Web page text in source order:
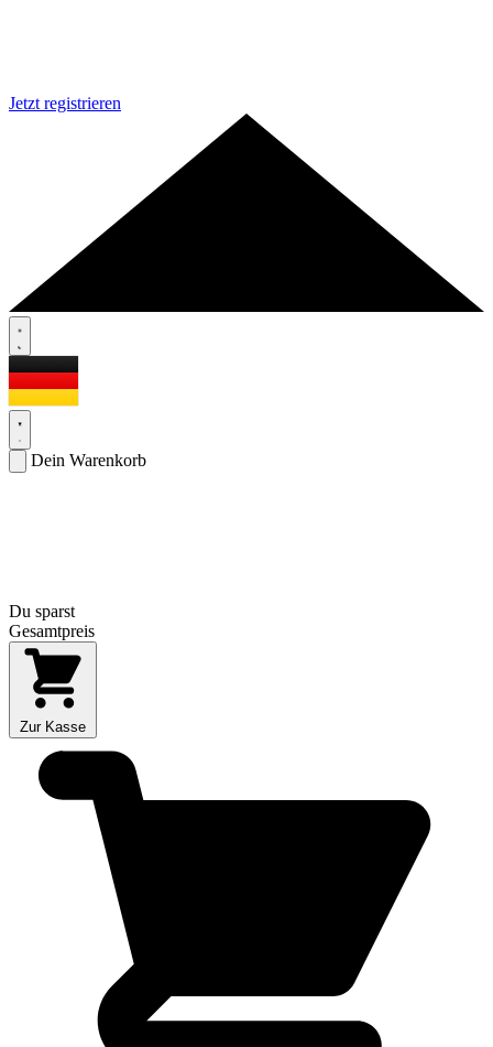
Jetzt registrieren
Dein Warenkorb
Du sparst
Gesamtpreis
Zur Kasse